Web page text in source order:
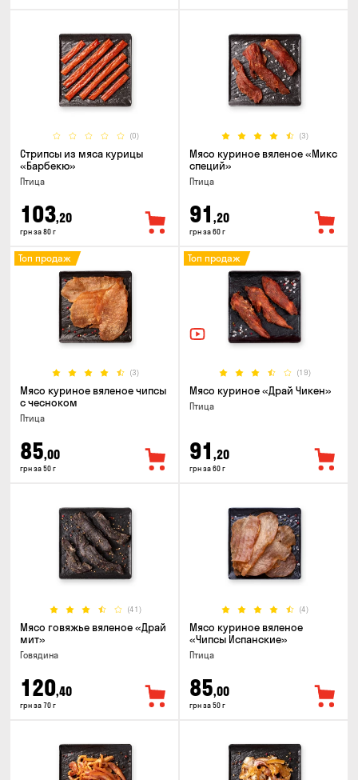
(0)
Стрипсы из мяса курицы
«Барбекю»
Птица
103,20
грн за 80 г
(3)
Мясо куриное вяленое «Микс
специй»
Птица
91 ,20
грн за 60 г
(3)
Топ продаж
Мясо куриное вяленое чипсы
с чесноком
Птица
85,00
грн за 50 г
(19)
Топ продаж
Мясо куриное «Драй Чикен»
Птица
91 ,20
грн за 60 г
(41)
Мясо говяжье вяленое «Драй
мит»
Говядина
120,40
грн за 70 г
(4)
Мясо куриное вяленое
«Чипсы Испанские»
Птица
85,00
грн за 50 г